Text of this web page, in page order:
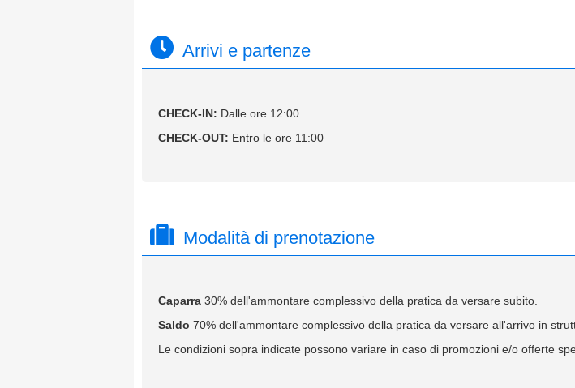
Arrivi e partenze
CHECK-IN: Dalle ore 12:00
CHECK-OUT: Entro le ore 11:00
Modalità di prenotazione
Caparra 30% dell'ammontare complessivo della pratica da versare subito.
Saldo 70% dell'ammontare complessivo della pratica da versare all'arrivo in
Le condizioni sopra indicate possono variare in caso di promozioni e/o offerte